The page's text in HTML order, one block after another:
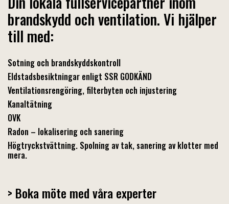
brandskydd och ventilation. Vi hjälper
till med:
Sotning och brandskyddskontroll
Eldstadsbesiktningar enligt SSR GODKÄND
Ventilationsrengöring, filterbyten och injustering
Kanaltätning
OVK
Radon – lokalisering och sanering
Högtryckstvättning. Spolning av tak, sanering av klotter med
mera.
> Boka möte med våra experter